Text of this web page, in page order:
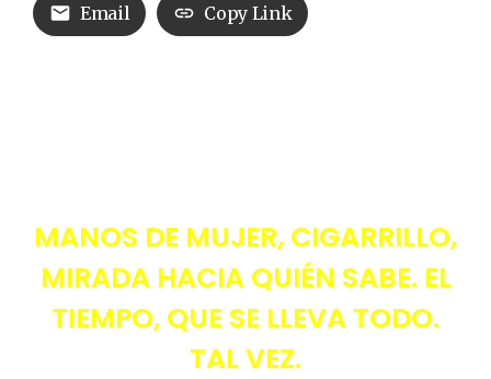
Email Copy Link
MANOS DE MUJER, CIGARRILLO,
MIRADA HACIA QUIÉN SABE. EL
TIEMPO, QUE SE LLEVA TODO.
TAL VEZ.